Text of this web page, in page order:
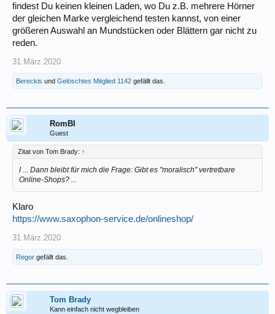
findest Du keinen kleinen Laden, wo Du z.B. mehrere Hörner
der gleichen Marke vergleichend testen kannst, von einer
größeren Auswahl an Mundstücken oder Blättern gar nicht zu
reden.
31.März.2020
Bereckis und Gelöschtes Mitglied 1142 gefällt das.
RomBl
Guest
Zitat von Tom Brady: ↑
I ... Dann bleibt für mich die Frage: Gibt es "moralisch" vertretbare
Online-Shops? ...
Klaro
https://www.saxophon-service.de/onlineshop/
31.März.2020
Regor gefällt das.
Tom Brady
Kann einfach nicht wegbleiben